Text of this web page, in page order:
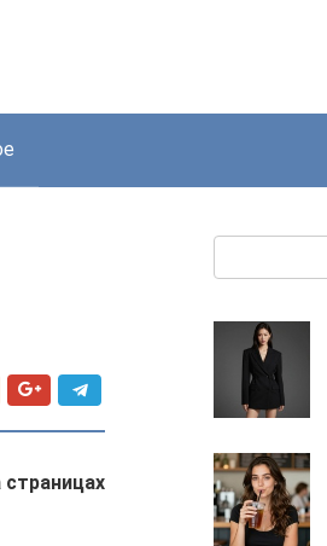
страницах